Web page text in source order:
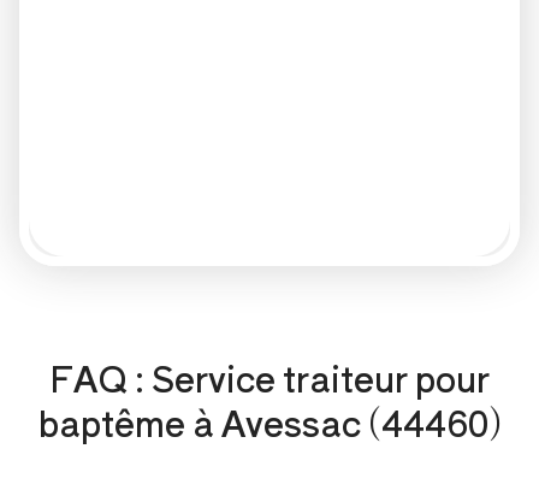
FAQ : Service traiteur pour
baptême à Avessac (44460)